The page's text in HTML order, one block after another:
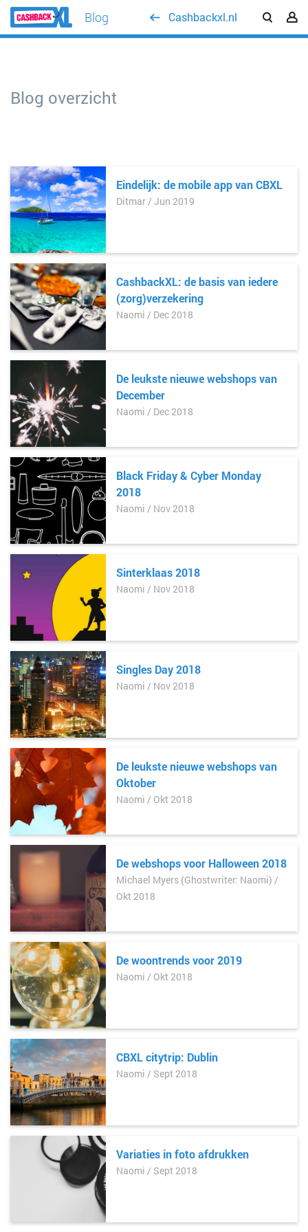
Blog Cashbackxl.nl
Blog overzicht
Eindelijk: de mobile app van CBXL
Ditmar / Jun 2019
CashbackXL: de basis van iedere
(zorg)verzekering
Naomi / Dec 2018
De leukste nieuwe webshops van
December
Naomi / Dec 2018
Black Friday & Cyber Monday
2018
Naomi / Nov 2018
Sinterklaas 2018
Naomi / Nov 2018
Singles Day 2018
Naomi / Nov 2018
De leukste nieuwe webshops van
Oktober
Naomi / Okt 2018
De webshops voor Halloween 2018
Michael Myers (Ghostwriter: Naomi) /
Okt 2018
De woontrends voor 2019
Naomi / Okt 2018
CBXL citytrip: Dublin
Naomi / Sept 2018
Variaties in foto afdrukken
Naomi / Sept 2018